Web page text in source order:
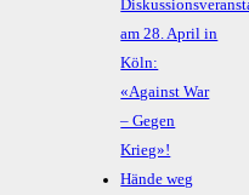
am 28. April in
Köln:
«Against War
– Gegen
Krieg»!
Hände weg